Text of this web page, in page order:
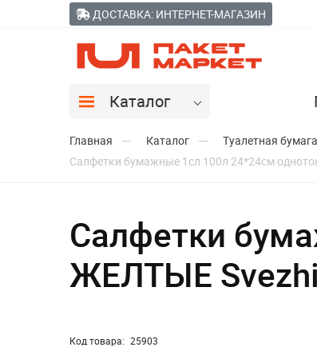
ДОСТАВКА: ИНТЕРНЕТ-МАГАЗИН
Каталог
Главная Каталог Туалетная
Салфетки бумажные 1сл 100л 24*24см
Салфетки
ЖЕЛТЫЕ
Код товара: 25903